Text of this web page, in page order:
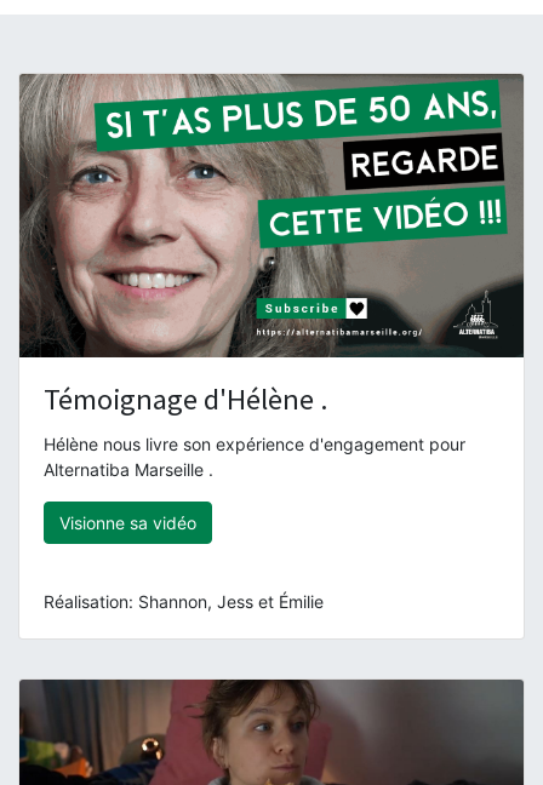
Témoignage d'Hélène .
Hélène nous livre son expérience d'engagement pour
Alternatiba Marseille .
Visionne sa vidéo
Réalisation: Shannon, Jess et Émilie